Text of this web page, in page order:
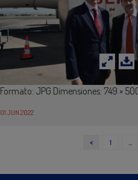
Formato: JPG Dimensiones: 749 ×
01 JUN 2022
< 1 …